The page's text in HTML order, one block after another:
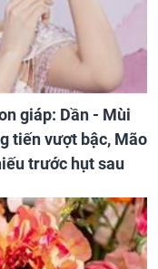
giáp: Dần - Mùi
tiến vượt bậc, Mão
trước hụt sau